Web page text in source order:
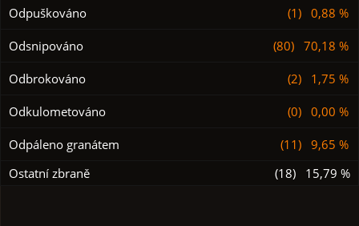
Odpuškováno (1) 0,88 %
Odsnipováno (80) 70,18 %
Odbrokováno (2) 1,75 %
Odkulometováno (0) 0,00 %
Odpáleno granátem
(11) 9,65 %
Ostatní zbraně
(18) 15,79 %